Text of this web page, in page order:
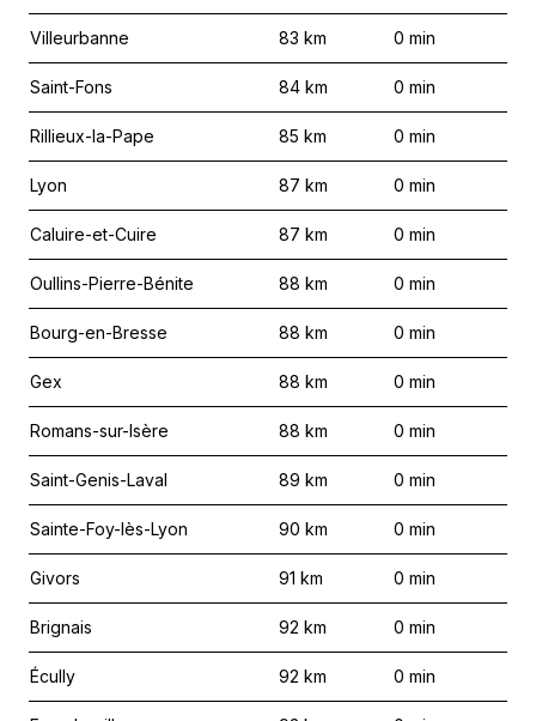
Villeurbanne 83 km 0 min
Saint-Fons 84 km 0 min
Rillieux-la-Pape 85 km 0 min
Lyon 87 km 0 min
Caluire-et-Cuire 87 km 0 min
Oullins-Pierre-Bénite 88 km 0 min
Bourg-en-Bresse 88 km 0 min
Gex 88 km 0 min
Romans-sur-Isère 88 km 0 min
Saint-Genis-Laval 89 km 0 min
Sainte-Foy-lès-Lyon 90 km 0 min
Givors 91 km 0 min
Brignais 92 km 0 min
Écully 92 km 0 min